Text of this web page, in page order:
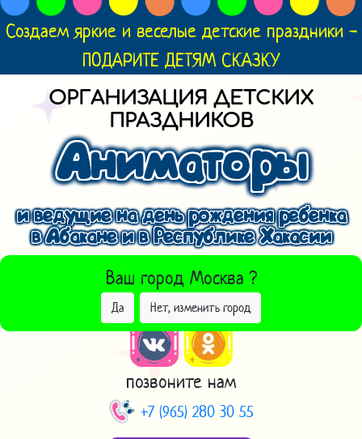
Создаем яркие и веселые детские праздники -
ПОДАРИТЕ ДЕТЯМ СКАЗКУ
ОРГАНИЗАЦИЯ ДЕТСКИХ
ПРАЗДНИКОВ
Аниматоры
и ведущие на день рождения ребенка
в Абакане и в Республике Хакасии
Ваш город Москва ?
Да Нет, изменить город
ВЫБРАТЬ ДРУГОЙ ГОРОД
позвоните нам
+7 (965) 280 30 55